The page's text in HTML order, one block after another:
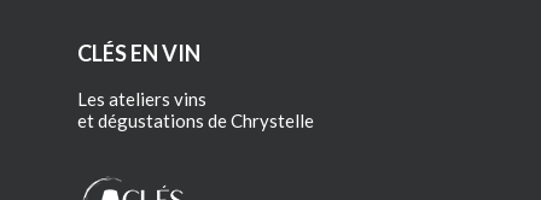
CLÉS EN VIN
Les ateliers vins
et dégustations de Chrystelle